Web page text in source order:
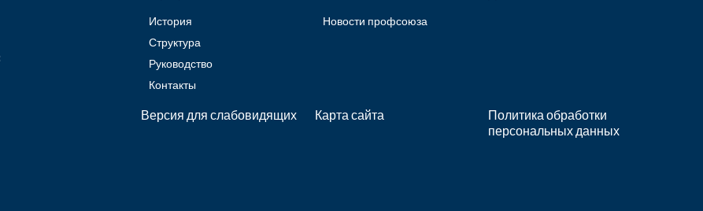
История
Структура
Руководство
Контакты
Новости профсоюза
Версия для слабовидящих Карта сайта
Политика обработки
персональных данных